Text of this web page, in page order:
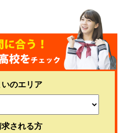
いのエリア
求される方